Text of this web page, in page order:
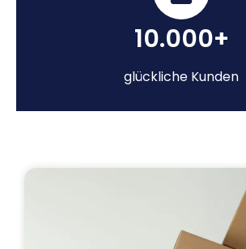
10.000+
glückliche Kunden